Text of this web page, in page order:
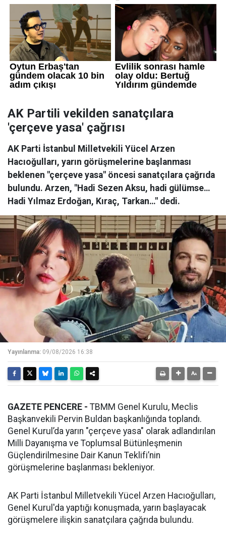
AK Partili vekilden sanatçılara
'çerçeve yasa' çağrısı
AK Parti İstanbul Milletvekili Yücel Arzen
Hacıoğulları, yarın görüşmelerine başlanması
beklenen "çerçeve yasa" öncesi sanatçılara çağrıda
bulundu. Arzen, "Hadi Sezen Aksu, hadi gülümse…
Hadi Yılmaz Erdoğan, Kıraç, Tarkan…" dedi.
Yayınlanma: 09/08/2026 16:38
GAZETE PENCERE - TBMM Genel Kurulu, Meclis
Başkanvekili Pervin Buldan başkanlığında toplandı.
Genel Kurul’da yarın "çerçeve yasa" olarak adlandırılan
Milli Dayanışma ve Toplumsal Bütünleşmenin
Güçlendirilmesine Dair Kanun Teklifi’nin
görüşmelerine başlanması bekleniyor.
AK Parti İstanbul Milletvekili Yücel Arzen Hacıoğulları,
Genel Kurul'da yaptığı konuşmada, yarın başlayacak
görüşmelere ilişkin sanatçılara çağrıda bulundu.